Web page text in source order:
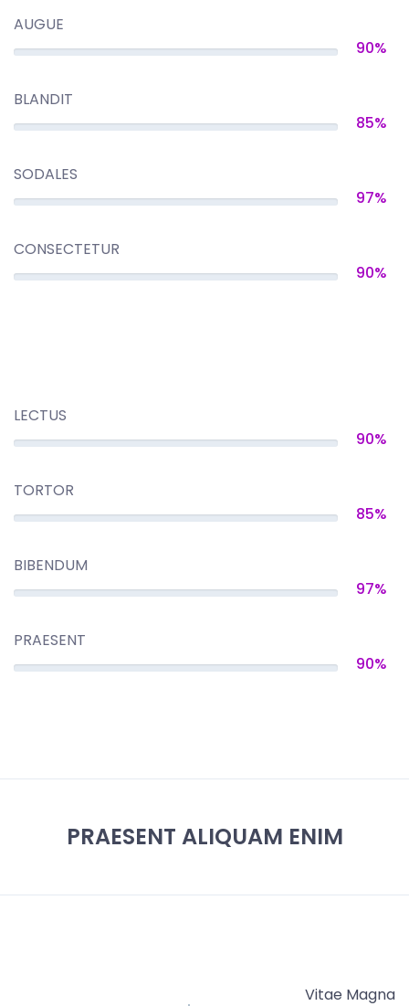
AUGUE
90%
BLANDIT
85%
SODALES
97%
CONSECTETUR
90%
LECTUS
90%
TORTOR
85%
BIBENDUM
97%
PRAESENT
90%
PRAESENT ALIQUAM ENIM
Vitae Magna